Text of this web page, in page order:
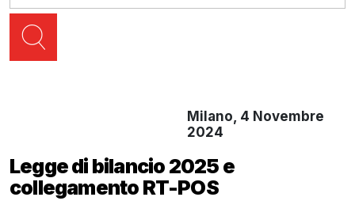
Milano, 4 Novembre
2024
Legge di bilancio 2025 e
collegamento RT-POS